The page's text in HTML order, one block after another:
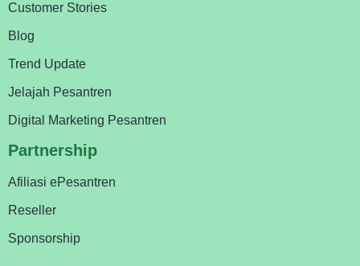
Customer Stories
Blog
Trend Update
Jelajah Pesantren
Digital Marketing Pesantren
Partnership
Afiliasi ePesantren
Reseller
Sponsorship